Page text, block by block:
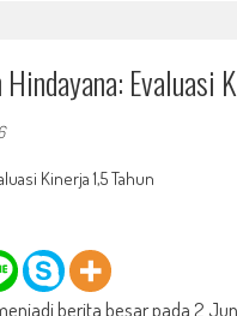
Evaluasi
berita besar pada 2